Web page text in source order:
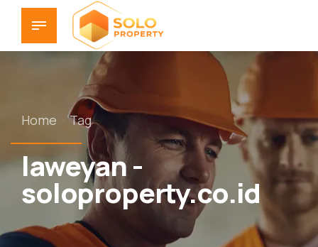
Home Tag
laweyan -
soloproperty.co.id